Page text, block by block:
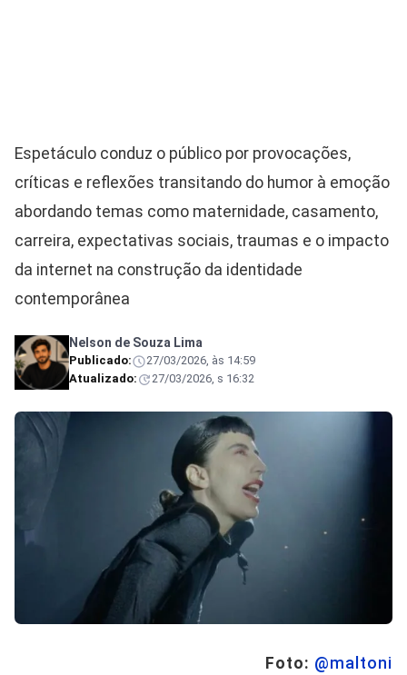
Espetáculo conduz o público por provocações,
críticas e reflexões transitando do humor à emoção
abordando temas como maternidade, casamento,
carreira, expectativas sociais, traumas e o impacto
da internet na construção da identidade
contemporânea
Nelson de Souza Lima
Publicado:
27/03/2026, às 14:59
Atualizado:
27/03/2026, s 16:32
Foto: @maltoni